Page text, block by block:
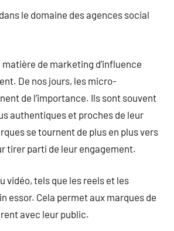
le domaine des agences social
de marketing d’influence
De nos jours, les micro-
de l’importance. Ils sont souvent
authentiques et proches de leur
se tournent de plus en plus vers
tirer parti de leur engagement.
vidéo, tels que les reels et les
essor. Cela permet aux marques de
avec leur public.